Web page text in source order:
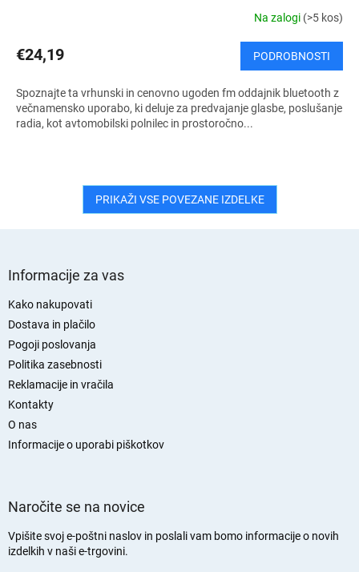
Na zalogi (>5 kos)
€24,19 PODROBNOSTI
Spoznajte ta vrhunski in cenovno ugoden fm oddajnik bluetooth z
večnamensko uporabo, ki deluje za predvajanje glasbe, poslušanje
radia, kot avtomobilski polnilec in prostoročno...
PRIKAŽI VSE POVEZANE IZDELKE
Informacije za vas
Kako nakupovati
Dostava in plačilo
Pogoji poslovanja
Politika zasebnosti
Reklamacije in vračila
Kontakty
O nas
Informacije o uporabi piškotkov
Naročite se na novice
Vpišite svoj e-poštni naslov in poslali vam bomo informacije o novih
izdelkih v naši e-trgovini.